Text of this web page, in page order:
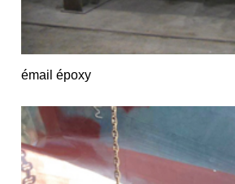
émail époxy